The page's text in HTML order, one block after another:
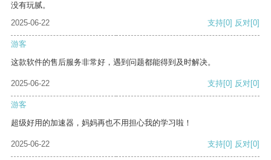
没有玩腻。
2025-06-22
支持[0] 反对[0]
游客
这款软件的售后服务非常好，遇到问题都能得到及时解决。
2025-06-22 支持[0] 反对[0]
游客
超级好用的加速器，妈妈再也不用担心我的学习啦！
2025-06-22 支持[0] 反对[0]